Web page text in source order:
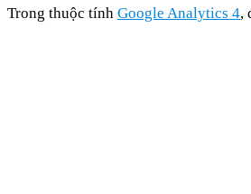
Trong thuộc tính Google Analytics 4,